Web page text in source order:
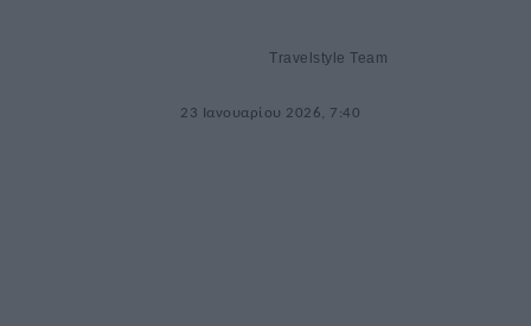
Travelstyle Team
23 Ιανουαρίου 2026, 7:40